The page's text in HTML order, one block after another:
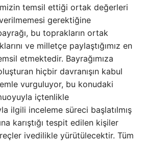
temsil ettiği ortak değerleri
gerektiğine
bu toprakların ortak
ve milletçe paylaştığımız en
etmektedir. Bayrağımıza
hiçbir davranışın kabul
vurguluyor, bu konudaki
içtenlikle
ilgili inceleme süreci başlatılmış
karıştığı tespit edilen kişiler
ivedilikle yürütülecektir. Tüm